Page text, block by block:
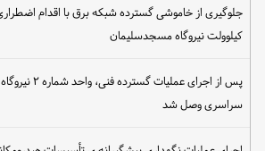
کیلوولت نیروگاه مسجدسلیمان
پس از اجرای عملیات
سراسری وصل شد